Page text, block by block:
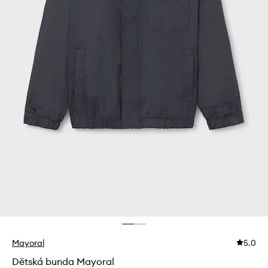
Mayoral 5.0
Dětská bunda Mayoral